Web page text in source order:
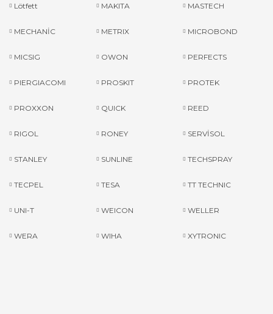
Lötfett MAKITA MASTECH
MECHANİC METRIX MICROBOND
MICSIG OWON PERFECTS
PIERGIACOMI PROSKIT PROTEK
PROXXON QUICK REED
RIGOL RONEY SERVİSOL
STANLEY SUNLINE TECHSPRAY
TECPEL TESA TT TECHNIC
UNI-T WEICON WELLER
WERA WIHA XYTRONIC